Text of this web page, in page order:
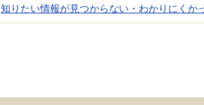
知りたい情報が見つからない・わかりにくか